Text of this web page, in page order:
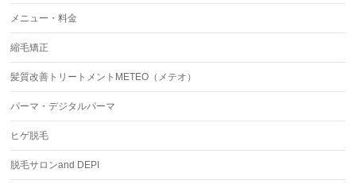
メニュー・料金
縮毛矯正
髪質改善トリートメントMETEO（メテオ）
パーマ・デジタルパーマ
ヒゲ脱毛
脱毛サロンand DEPI